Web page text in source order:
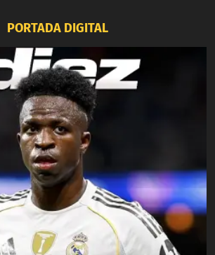
PORTADA DIGITAL